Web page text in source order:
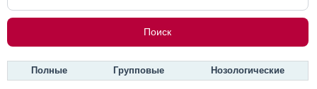
Полные Групповые Нозологические